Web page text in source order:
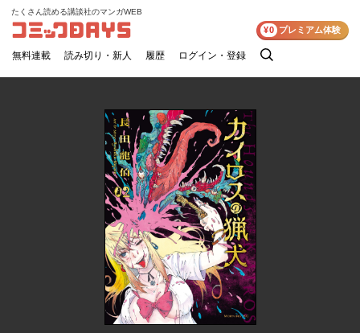
コミックDAYS
たくさん読める講談社のマンガWEB
無料連載 読み切り・新人 履歴 ログイン・登録
検
¥0 プレミアム体験